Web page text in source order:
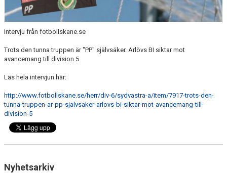
Intervju från fotbollskane.se
Trots den tunna truppen är "PP" självsäker. Arlövs BI siktar mot
avancemang till division 5
Läs hela intervjun här:
http://www.fotbollskane.se/herr/div-6/sydvastra-a/item/7917-trots-den-
tunna-truppen-ar-pp-sjalvsaker-arlovs-bi-siktar-mot-avancemang-till-
division-5
Nyhetsarkiv